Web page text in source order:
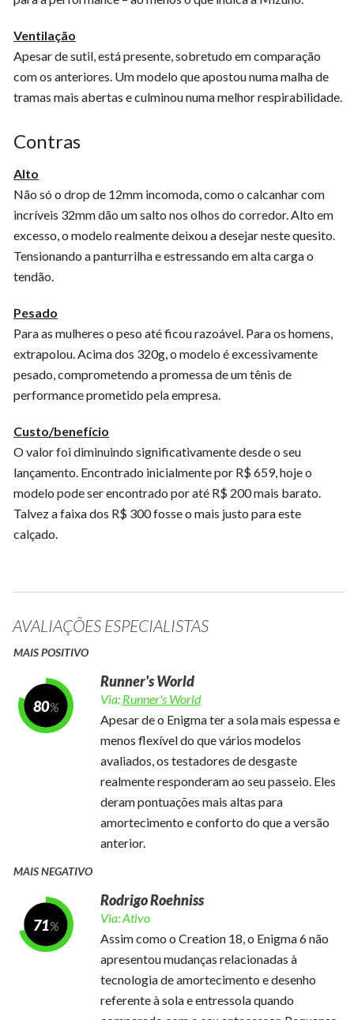
Ventilação
Apesar de sutil, está presente, sobretudo em comparação
com os anteriores. Um modelo que apostou numa malha de
tramas mais abertas e culminou numa melhor respirabilidade.
Contras
Alto
Não só o drop de 12mm incomoda, como o calcanhar com
incríveis 32mm dão um salto nos olhos do corredor. Alto em
excesso, o modelo realmente deixou a desejar neste quesito.
Tensionando a panturrilha e estressando em alta carga o
tendão.
Pesado
Para as mulheres o peso até ficou razoável. Para os homens,
extrapolou. Acima dos 320g, o modelo é excessivamente
pesado, comprometendo a promessa de um tênis de
performance prometido pela empresa.
Custo/benefício
O valor foi diminuindo significativamente desde o seu
lançamento. Encontrado inicialmente por R$ 659, hoje o
modelo pode ser encontrado por até R$ 200 mais barato.
Talvez a faixa dos R$ 300 fosse o mais justo para este
calçado.
AVALIAÇÕES ESPECIALISTAS
MAIS POSITIVO
80
Runner's World
Via: Runner's World
Apesar de o Enigma ter a sola mais espessa e
menos flexível do que vários modelos
avaliados, os testadores de desgaste
realmente responderam ao seu passeio. Eles
deram pontuações mais altas para
amortecimento e conforto do que a versão
anterior.
MAIS NEGATIVO
71
Rodrigo Roehniss
Via:Ativo
Assim como o Creation 18, o Enigma 6 não
apresentou mudanças relacionadas à
tecnologia de amortecimento e desenho
referente à sola e entressola quando